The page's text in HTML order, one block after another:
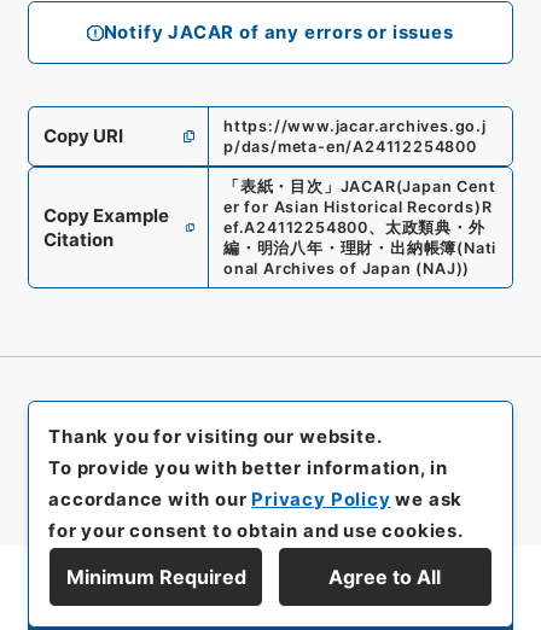
Notify JACAR of any errors or issues
Copy URI
https://www.jacar.archives.go.j
p/das/meta-en/A24112254800
Copy Example
Citation
「 表紙・目次 」 JACAR(Japan Cent
er for Asian Historical Records) R
ef.A24112254800、 太政類典・外
編・明治八年・理財・出納帳簿(Nati
onal Archives of Japan (NAJ))
Display Series Hierarchy
Thank you for visiting our website.
To provide you with better information, in
accordance with our Privacy Policy we ask
for your consent to obtain and use cookies.
Minimum Required Agree to All